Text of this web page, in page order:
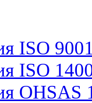
ISO
ISO
OHSAS